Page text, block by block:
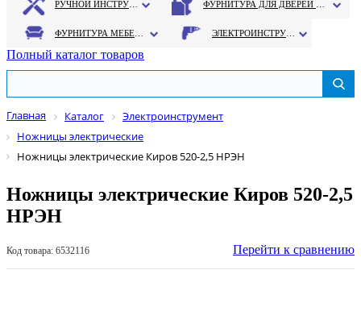
Полный каталог товаров
Главная Каталог
Электроинструмент
Ножницы электрические
Ножницы электрические Киров 520-2,5 НРЭН
Ножницы электрические Киров 520-2,5
НРЭН
Код товара: 6532116 Перейти к сравнению